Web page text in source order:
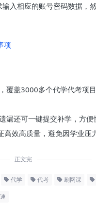
入相应的账号密码数据，
项
覆盖3000多个代学代考项
漏还可一键提交补学，方便
效高质量，避免因学业压
正文完
代学 代考 刷网课